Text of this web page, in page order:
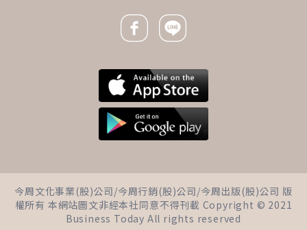
心梗中風不是突然來！膽固醇、
鈣化物悄悄堆積「血管硬化早就
開始了」…醫揭5招救血管，最推
Facebook icon
Line icon
今周文化事業(股)公司/今周行銷(股)公司/今周出版(股)公司 版
權所有 本網站圖文非經本社同意不得刊載 Copyright © 2021
Business Today All rights reserved